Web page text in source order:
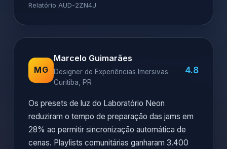
Relatório AUD-2ZN4J
MG
Marcelo Guimarães
Designer de Experiências Imersivas ·
Curitiba, PR
4.8
Os presets de luz do Laboratório Neon
reduziram o tempo de preparação das jams em
28% ao permitir sincronização automática de
cenas. Playlists comunitárias ganharam 3.400